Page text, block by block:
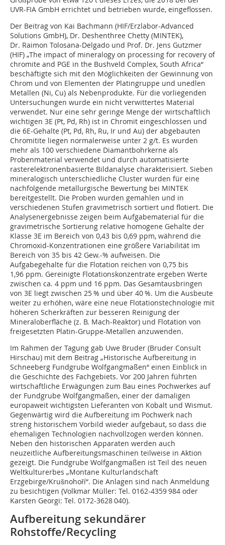
UVR-FIA GmbH errichtet und betrieben wurde, eingeflossen.
Der Beitrag von Kai Bachmann (HIF/Erzlabor-Advanced
Solutions GmbH), Dr. Deshenthree Chetty (MINTEK),
Dr. Raimon Tolosana-Delgado und Prof. Dr. Jens Gutzmer
(HIF) „The impact of mineralogy on processing for recovery of
chromite and PGE in the Bushveld Complex, South Africa“
beschäftigte sich mit den Möglichkeiten der Gewinnung von
Chrom und von Elementen der Platingruppe und unedlen
Metallen (Ni, Cu) als Nebenprodukte. Für die vorliegenden
Untersuchungen wurde ein nicht verwittertes Material
verwendet. Nur eine sehr geringe Menge der wirtschaftlich
wichtigen 3E (Pt, Pd, Rh) ist in Chromit eingeschlossen und
die 6E-Gehalte (Pt, Pd, Rh, Ru, Ir und Au) der abgebauten
Chromitite liegen normalerweise unter 2 g/t. Es wurden
mehr als 100 verschiedene Diamantbohrkerne als
Probenmaterial verwendet und durch automatisierte
rasterelektronenbasierte Bildanalyse charakterisiert. Sieben
mineralogisch unterschiedliche Cluster wurden für eine
nachfolgende metallurgische Bewertung bei MINTEK
bereitgestellt. Die Proben wurden gemahlen und in
verschiedenen Stufen gravimetrisch sortiert und flotiert. Die
Analysenergebnisse zeigen beim Aufgabematerial für die
gravimetrische Sortierung relative homogene Gehalte der
Klasse 3E im Bereich von 0,43 bis 0,69 ppm, während die
Chromoxid-Konzentrationen eine größere Variabilität im
Bereich von 35 bis 42 Gew.-% aufweisen. Die
Aufgabegehalte für die Flotation reichen von 0,75 bis
1,96 ppm. Gereinigte Flotationskonzentrate ergeben Werte
zwischen ca. 4 ppm und 16 ppm. Das Gesamtausbringen
von 3E liegt zwischen 25 % und über 40 %. Um die Ausbeute
weiter zu erhöhen, wäre eine neue Flotationstechnologie mit
höheren Scherkräften zur besseren Reinigung der
Mineraloberfläche (z. B. Mach-Reaktor) und Flotation von
freigesetzten Platin-Gruppe-Metallen anzuwenden.
Im Rahmen der Tagung gab Uwe Bruder (Bruder Consult
Hirschau) mit dem Beitrag „Historische Aufbereitung in
Schneeberg Fundgrube Wolfgangmaßen“ einen Einblick in
die Geschichte des Fachgebiets. Vor 200 Jahren führten
wirtschaftliche Erwägungen zum Bau eines Pochwerkes auf
der Fundgrube Wolfgangmaßen, einer der damaligen
europaweit wichtigsten Lieferanten von Kobalt und Wismut.
Gegenwärtig wird die Aufbereitung im Pochwerk nach
streng historischem Vorbild wieder aufgebaut, so dass die
ehemaligen Technologien nachvollzogen werden können.
Neben den historischen Apparaten werden auch
neuzeitliche Aufbereitungsmaschinen teilweise in Aktion
gezeigt. Die Fundgrube Wolfgangmaßen ist Teil des neuen
Weltkulturerbes „Montane Kulturlandschaft
Erzgebirge/Krušnohoří“. Die Anlagen sind nach Anmeldung
zu besichtigen (Volkmar Müller: Tel. 0162-4359 984 oder
Karsten Georgi: Tel. 0172-3628 040).
Aufbereitung sekundärer
Rohstoffe/Recycling